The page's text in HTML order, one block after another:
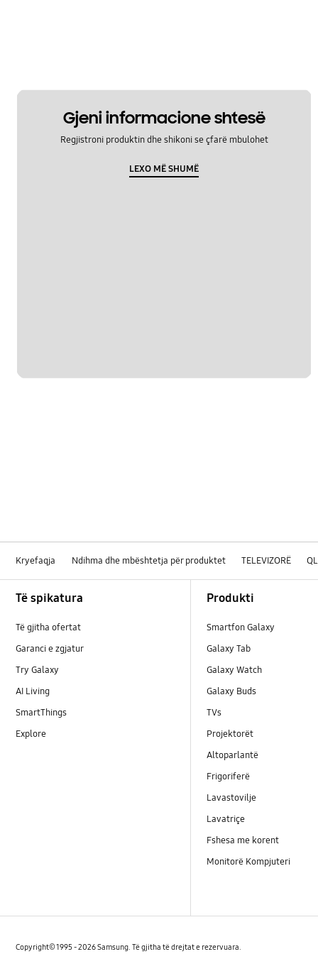
Gjeni informacione shtesë
Regjistroni produktin dhe shikoni se çfarë mbulohet
LEXO MË SHUMË
Kryefaqja Ndihma dhe mbështetja për produktet TELEVIZORË
Të spikatura
Të gjitha ofertat
Garanci e zgjatur
Try Galaxy
AI Living
SmartThings
Explore
Produkti
Smartfon Galaxy
Galaxy Tab
Galaxy Watch
Galaxy Buds
TVs
Projektorët
Altoparlantë
Frigoriferë
Lavastovilje
Lavatriçe
Fshesa me korent
Monitorë Kompjuteri
Copyright© 1995 - 2026 Samsung. Të gjitha të drejtat e rezervuara.